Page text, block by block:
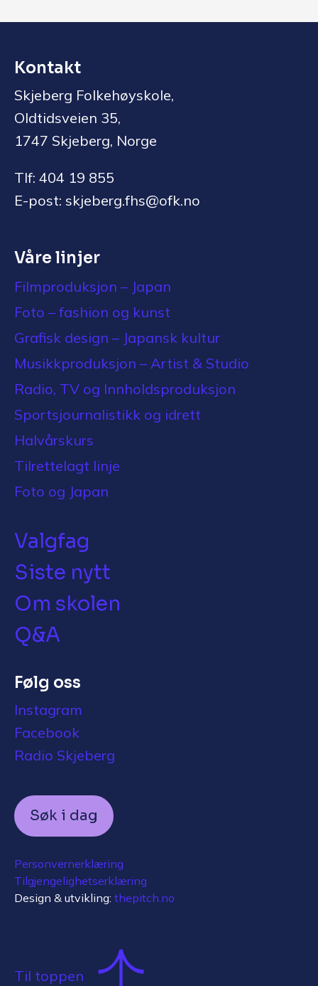
Kontakt
Skjeberg Folkehøyskole,
Oldtidsveien 35,
1747 Skjeberg, Norge
Tlf: 404 19 855
E-post: skjeberg.fhs@ofk.no
Våre linjer
Filmproduksjon – Japan
Foto – fashion og kunst
Grafisk design – Japansk kultur
Musikkproduksjon – Artist & Studio
Radio, TV og Innholdsproduksjon
Sportsjournalistikk og idrett
Halvårskurs
Tilrettelagt linje
Foto og Japan
Valgfag
Siste nytt
Om skolen
Q&A
Følg oss
Instagram
Facebook
Radio Skjeberg
Søk i dag
Personvernerklæring
Tilgjengelighetserklæring
Design & utvikling: thepitch.no
Til toppen